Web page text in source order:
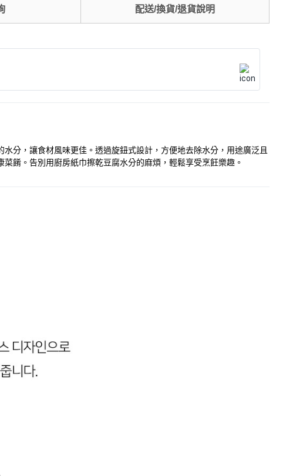
配送/換貨/退貨說明
分，讓食材風味更佳。透過旋鈕式設計，方便地去除水分，用途廣泛且
餚。告別用廚房紙巾擦乾豆腐水分的麻煩，輕鬆享受烹飪樂趣。